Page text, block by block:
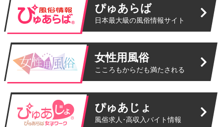
ぴゅあらば
日本最大級の風俗情報サイト
女性用風俗
こころもからだも満たされる
ぴゅあじょ
風俗求人･高収入バイト情報